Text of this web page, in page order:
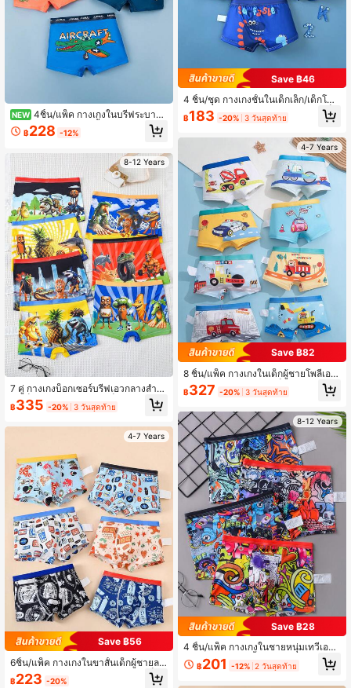
NEW 4ชิ้น/แพ็ค กางเกงในบรีฟระบายอ
ากาศ พิมพ์ลายกราฟิตี้กราฟิกสบายๆ
สำหรับเด็กผู้ชายวัยรุ่น
฿228 -12%
8-12 Years
7 คู่ กางเกงบ็อกเซอร์บรีฟเอวกลางสำห
รับเด็กชายวัยรุ่น, กางเกงบ็อกเซอร์บรีฟ
พิมพ์ลายแฟชั่นตลกสำหรับเด็กชายวัยรุ่
฿335 -20% 3 วันสุดท้าย
4-7 Years
Save ฿56
6ชิ้น/แพ็ค กางเกงในขาสั้นเด็กผู้ชายลา
ยการ์ตูน หัวใจ, ดาว, สโนว์แมน, สเก็ตบ
อร์ด, ห้าเหลี่ยม ตัดขอบเอวใส่สบาย เห
฿223 -20%
Save ฿46
4 ชิ้น/ชุด กางเกงชั้นในเด็กเล็ก/เด็กโต
ลาย ไดโนเสาร์ระบายอากาศสบาย เด็ก
กางเกงชั้นในขาสั้น
฿183 -20% 3 วันสุดท้าย
4-7 Years
Save ฿82
8 ชิ้น/แพ็ค กางเกงในเด็กผู้ชายโพลีเอสเ
ตอร์ระบายอากาศ แห้งเร็ว, กางเกงในเ
ด็กเล็กและเด็กโต, 2-7 ปี
฿327 -20% 3 วันสุดท้าย
8-12 Years
Save ฿28
4 ชิ้น/แพ็ค กางเกงในชายหนุ่มเทวีเอวก
ลาง พิมพ์กราฟฟิตี้ & เท่ห์
฿201 -12% 2 วันสุดท้าย